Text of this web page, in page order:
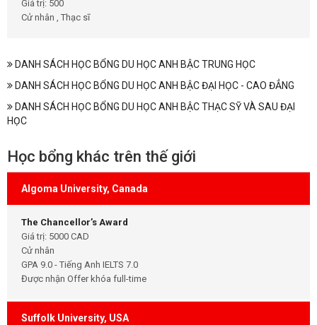
Giá trị: 500
Cử nhân , Thạc sĩ
DANH SÁCH HỌC BỔNG DU HỌC ANH BẬC TRUNG HỌC
DANH SÁCH HỌC BỔNG DU HỌC ANH BẬC ĐẠI HỌC - CAO ĐẲNG
DANH SÁCH HỌC BỔNG DU HỌC ANH BẬC THẠC SỸ VÀ SAU ĐẠI
HỌC
Học bổng khác trên thế giới
Algoma University, Canada
The Chancellor’s Award
Giá trị: 5000 CAD
Cử nhân
GPA 9.0 - Tiếng Anh IELTS 7.0
Được nhận Offer khóa full-time
Suffolk University, USA